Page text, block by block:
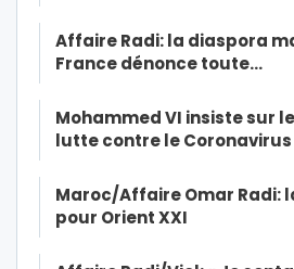
Affaire Radi: la diaspora
France dénonce toute…
Mohammed VI insiste sur
lutte contre le Coronavirus
Maroc/Affaire Omar Radi:
pour Orient XXI